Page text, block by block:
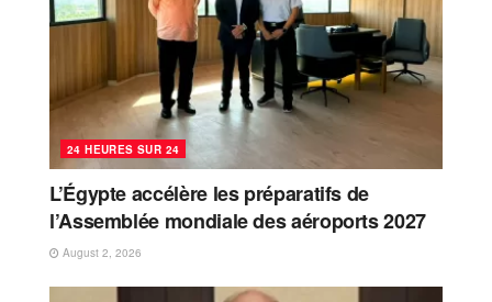
24 HEURES SUR 24
L’Égypte accélère les préparatifs de
l’Assemblée mondiale des aéroports 2027
August 2, 2026